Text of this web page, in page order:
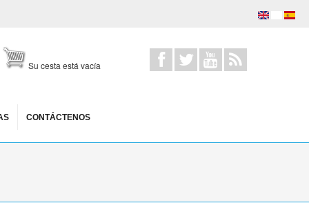
Su cesta está vacía
CONTÁCTENOS